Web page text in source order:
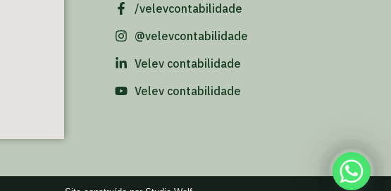
/velevcontabilidade
@velevcontabilidade
Velev contabilidade
Velev contabilidade